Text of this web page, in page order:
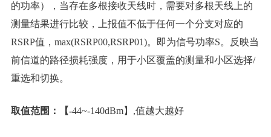
的功率），当存在多根接收天线时，需要对多根天线上的
测量结果进行比较，上报值不低于任何一个分支对应的
RSRP值，max(RSRP00,RSRP01)。即为信号功率S。反映当
前信道的路径损耗强度，用于小区覆盖的测量和小区选择/
重选和切换。
取值范围：【-44~-140dBm】,值越大越好